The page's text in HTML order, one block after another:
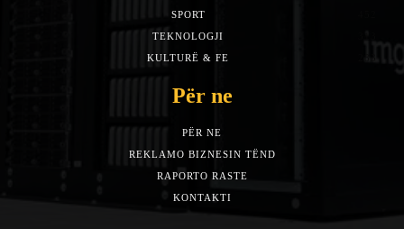
SPORT
TEKNOLOGJI
KULTURË & FE
Për ne
PËR NE
REKLAMO BIZNESIN TËND
RAPORTO RASTE
KONTAKTI